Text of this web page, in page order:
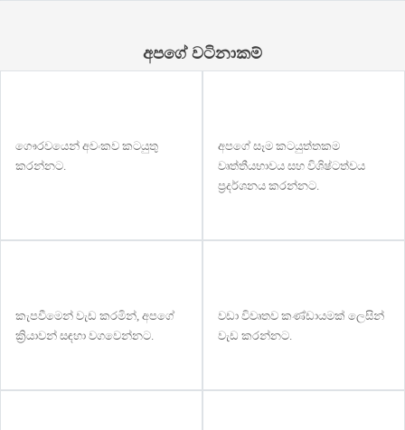
අපගේ වටිනාකම්
ගෞරවයෙන් අවංකව කටයුතු
කරන්නට.
අපගේ සෑම කටයුත්තකම
වෘත්තීයභාවය සහ විශිෂ්ටත්වය
ප්‍රදර්ශනය කරන්නට.
කැපවීමෙන් වැඩ කරමින්, අපගේ
ක්‍රියාවන් සඳහා වගවෙන්නට.
වඩා විවෘතව කණ්ඩායමක් ලෙසින්
වැඩ කරන්නට.